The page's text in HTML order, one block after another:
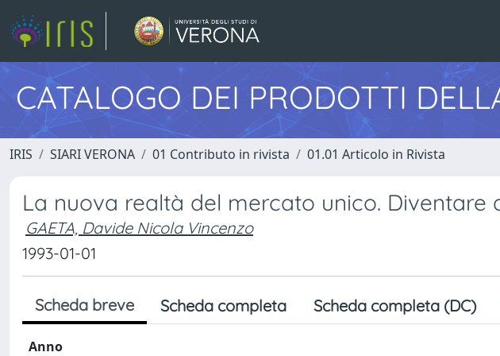
CATALOGO DEI PRODOTTI
IRIS SIARI VERONA 01 Contributo in rivista 01.01 Articolo in Rivista
La nuova realtà del mercato unico. Diventare
GAETA, Davide Nicola Vincenzo
1993-01-01
Scheda breve Scheda completa Scheda completa (DC)
Anno